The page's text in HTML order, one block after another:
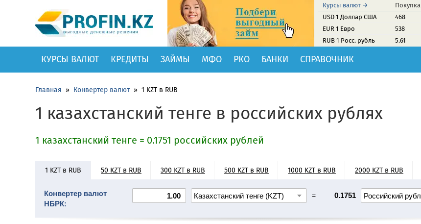
Курсы валют → Покупка
USD 1 Доллар США
468
EUR 1 Евро
538
RUB 1 Росс. рубль
5.61
КУРСЫ ВАЛЮТ КРЕДИТЫ ЗАЙМЫ МФО РКО БАНКИ СПРАВОЧНИК
Главная » Конвертер валют » 1 KZT в RUB
1 казахстанский тенге в российских рублях
1 казахстанский тенге = 0.1751 российских рублей
1 KZT в RUB 50 KZT в RUB 300 KZT в RUB 500 KZT в RUB 1000 KZT в RUB 2000 KZT в RUB
10000 KZT в RUB 20000 KZT в RUB
Конвертер валют
НБРК:
= 0.1751